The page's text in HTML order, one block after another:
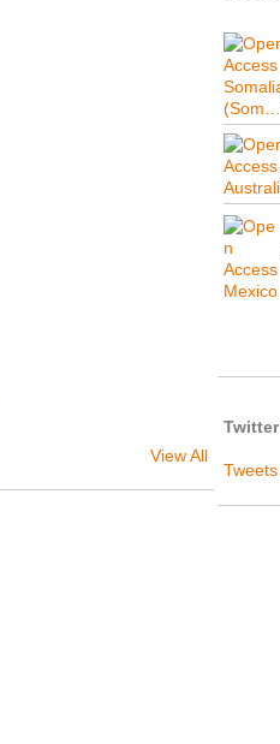
View All